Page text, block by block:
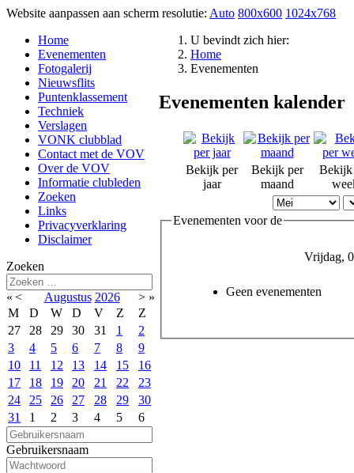
Website aanpassen aan scherm resolutie: Auto 800x600 1024x768
Home
Evenementen
Fotogalerij
Nieuwsflits
Puntenklassement
Techniek
Verslagen
VONK clubblad
Contact met de VOV
Over de VOV
Informatie clubleden
Zoeken
Links
Privacyverklaring
Disclaimer
Zoeken
« < Augustus 2026 > »
M
D W D V Z
Z
27
28 29 30 31 1
2
3
4 5 6 7 8
9
10
11 12 13 14 15
16
17
18 19 20 21 22
23
24
25 26 27 28 29
30
31
1 2 3 4 5 6
Gebruikersnaam
U bevindt zich hier:
Home
Evenementen
Evenementen kalender
Bekijk per
jaar
Bekijk per
maand
Bekijk
Evenementen voor de
Vrijdag,
Geen evenementen